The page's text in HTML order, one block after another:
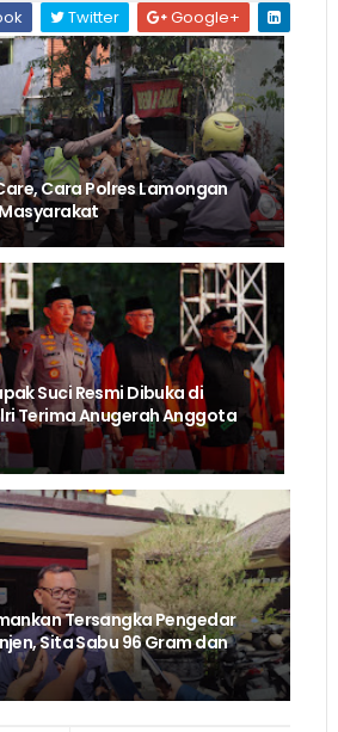
Twitter Google+
Cara Polres Lamongan
Suci Resmi Dibuka di
Terima Anugerah Anggota
Tersangka Pengedar
Sita Sabu 96 Gram dan